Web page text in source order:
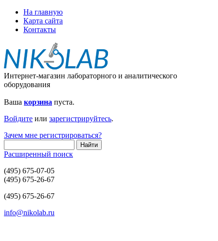
На главную
Карта сайта
Контакты
Интернет-магазин лабораторного и аналитического
оборудования
Ваша корзина пуста.
Войдите или зарегистрируйтесь.
Зачем мне регистрироваться?
Расширенный поиск
(495) 675-07-05
(495) 675-26-67
(495) 675-26-67
info@nikolab.ru